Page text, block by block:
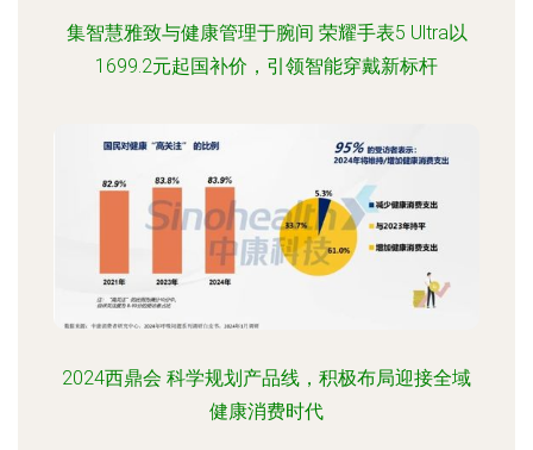
集智慧雅致与健康管理于腕间 荣耀手表5 Ultra以
1699.2元起国补价，引领智能穿戴新标杆
2024西鼎会 科学规划产品线，积极布局迎接全域
健康消费时代